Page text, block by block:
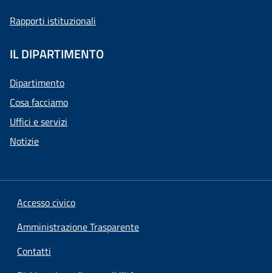
Rapporti istituzionali
IL DIPARTIMENTO
Dipartimento
Cosa facciamo
Uffici e servizi
Notizie
Accesso civico
Amministrazione Trasparente
Contatti